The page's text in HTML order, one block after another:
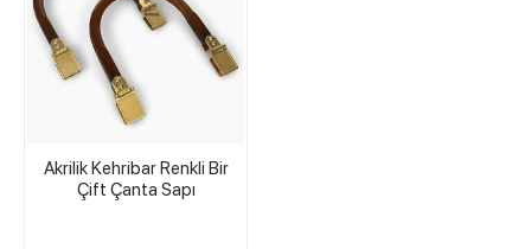
Akrilik Kehribar Renkli Bir
Çift Çanta Sapı